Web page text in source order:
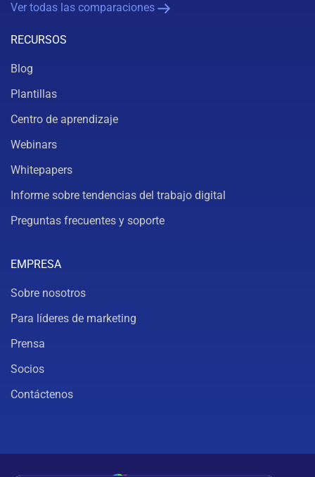
Ver todas las comparaciones
RECURSOS
Blog
Plantillas
Centro de aprendizaje
Webinars
Whitepapers
Informe sobre tendencias del trabajo digital
Preguntas frecuentes y soporte
EMPRESA
Sobre nosotros
Para líderes de marketing
Prensa
Socios
Contáctenos